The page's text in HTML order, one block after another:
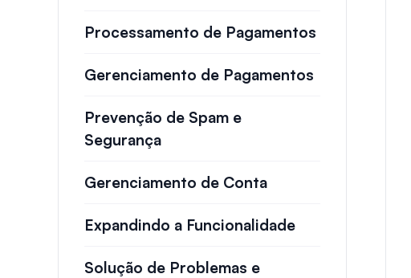
Processamento de Pagamentos
Gerenciamento de Pagamentos
Prevenção de Spam e
Segurança
Gerenciamento de Conta
Expandindo a Funcionalidade
Solução de Problemas e